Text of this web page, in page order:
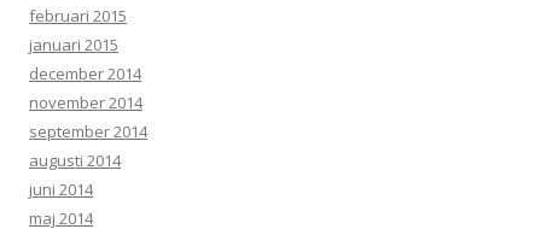
februari 2015
januari 2015
december 2014
november 2014
september 2014
augusti 2014
juni 2014
maj 2014